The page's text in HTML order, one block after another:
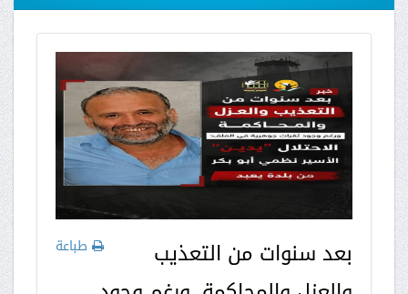
طباعة
بعد سنوات من التعذيب